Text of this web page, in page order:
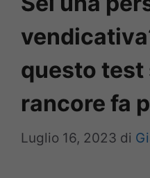
questo test
rancore fa
Luglio 16, 2023 di